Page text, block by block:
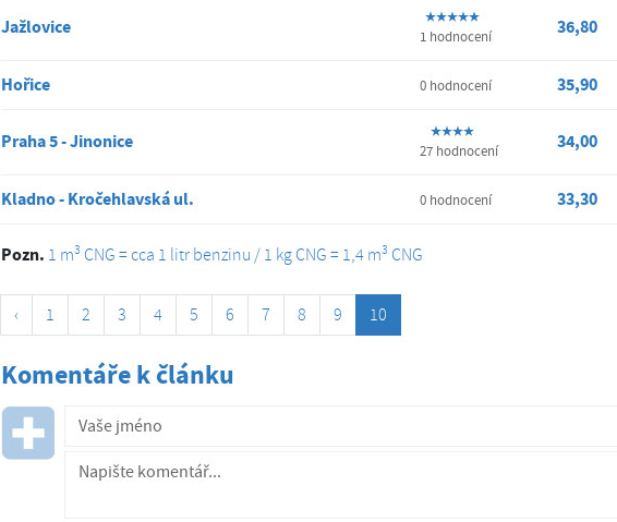
Jažlovice 1 hodnocení 36,80
Hořice 0 hodnocení 35,90
Praha 5 - Jinonice 27 hodnocení 34,00
Kladno - Kročehlavská ul. 0 hodnocení 33,30
Pozn. 1 m3 CNG = cca 1 litr benzinu / 1 kg CNG = 1,4 m3 CNG
‹ 1 2 3 4 5 6 7 8 9 10
Komentáře k článku